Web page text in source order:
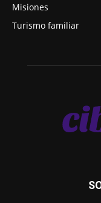
Misiones
Turismo familiar